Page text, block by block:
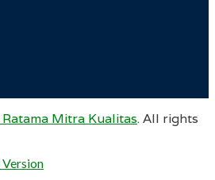
Ratama Mitra Kualitas. All rights